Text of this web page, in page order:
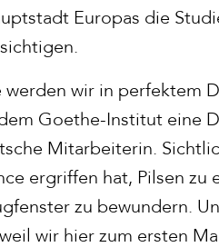
Europas die
werden wir in perfektem
Goethe-Institut eine
Mitarbeiterin.
ergriffen hat, Pilsen
zu bewundern.
wir hier zum ersten